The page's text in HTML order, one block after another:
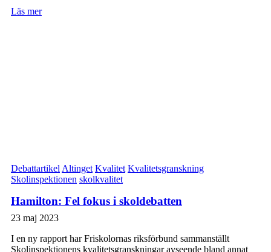
Läs mer
DebattartikelAltinget Kvalitet Kvalitetsgranskning
Skolinspektionen skolkvalitet
Hamilton: Fel fokus i skoldebatten
23 maj 2023
I en ny rapport har Friskolornas riksförbund sammanställt
Skolinspektionens kvalitetsgranskningar avseende bland annat